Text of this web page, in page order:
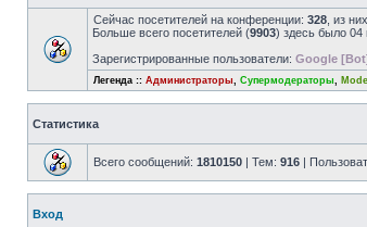
Сейчас посетителей на конференции: 328 , из
Больше всего посетителей (9903) здесь было 04
Зарегистрированные пользователи: Google
Легенда :: Администраторы, Супермодераторы,
Статистика
Всего сообщений: 1810150 | Тем: 916 |
Вход